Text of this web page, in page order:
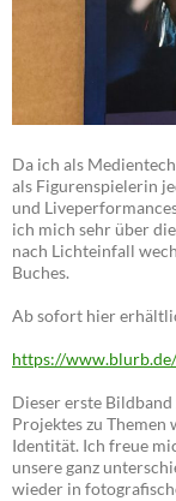
Da ich als
als Figurenspielerin
und
ich mich sehr über
nach Lichteinfall
Buches.
Ab sofort hier
https://
Dieser erste
Projektes zu
Identität. Ich freue
unsere ganz
wieder in